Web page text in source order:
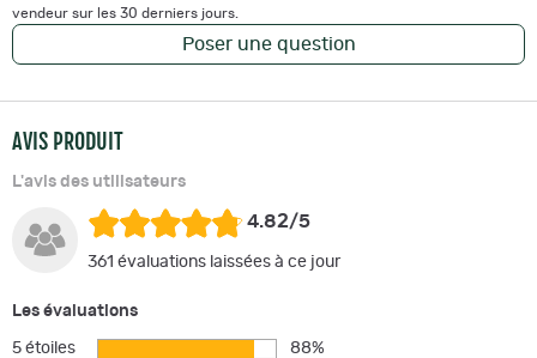
vendeur sur les 30 derniers jours.
Poser une question
AVIS PRODUIT
L'avis des utilisateurs
4.82/5
361 évaluations laissées à ce jour
Les évaluations
5 étoiles 88%